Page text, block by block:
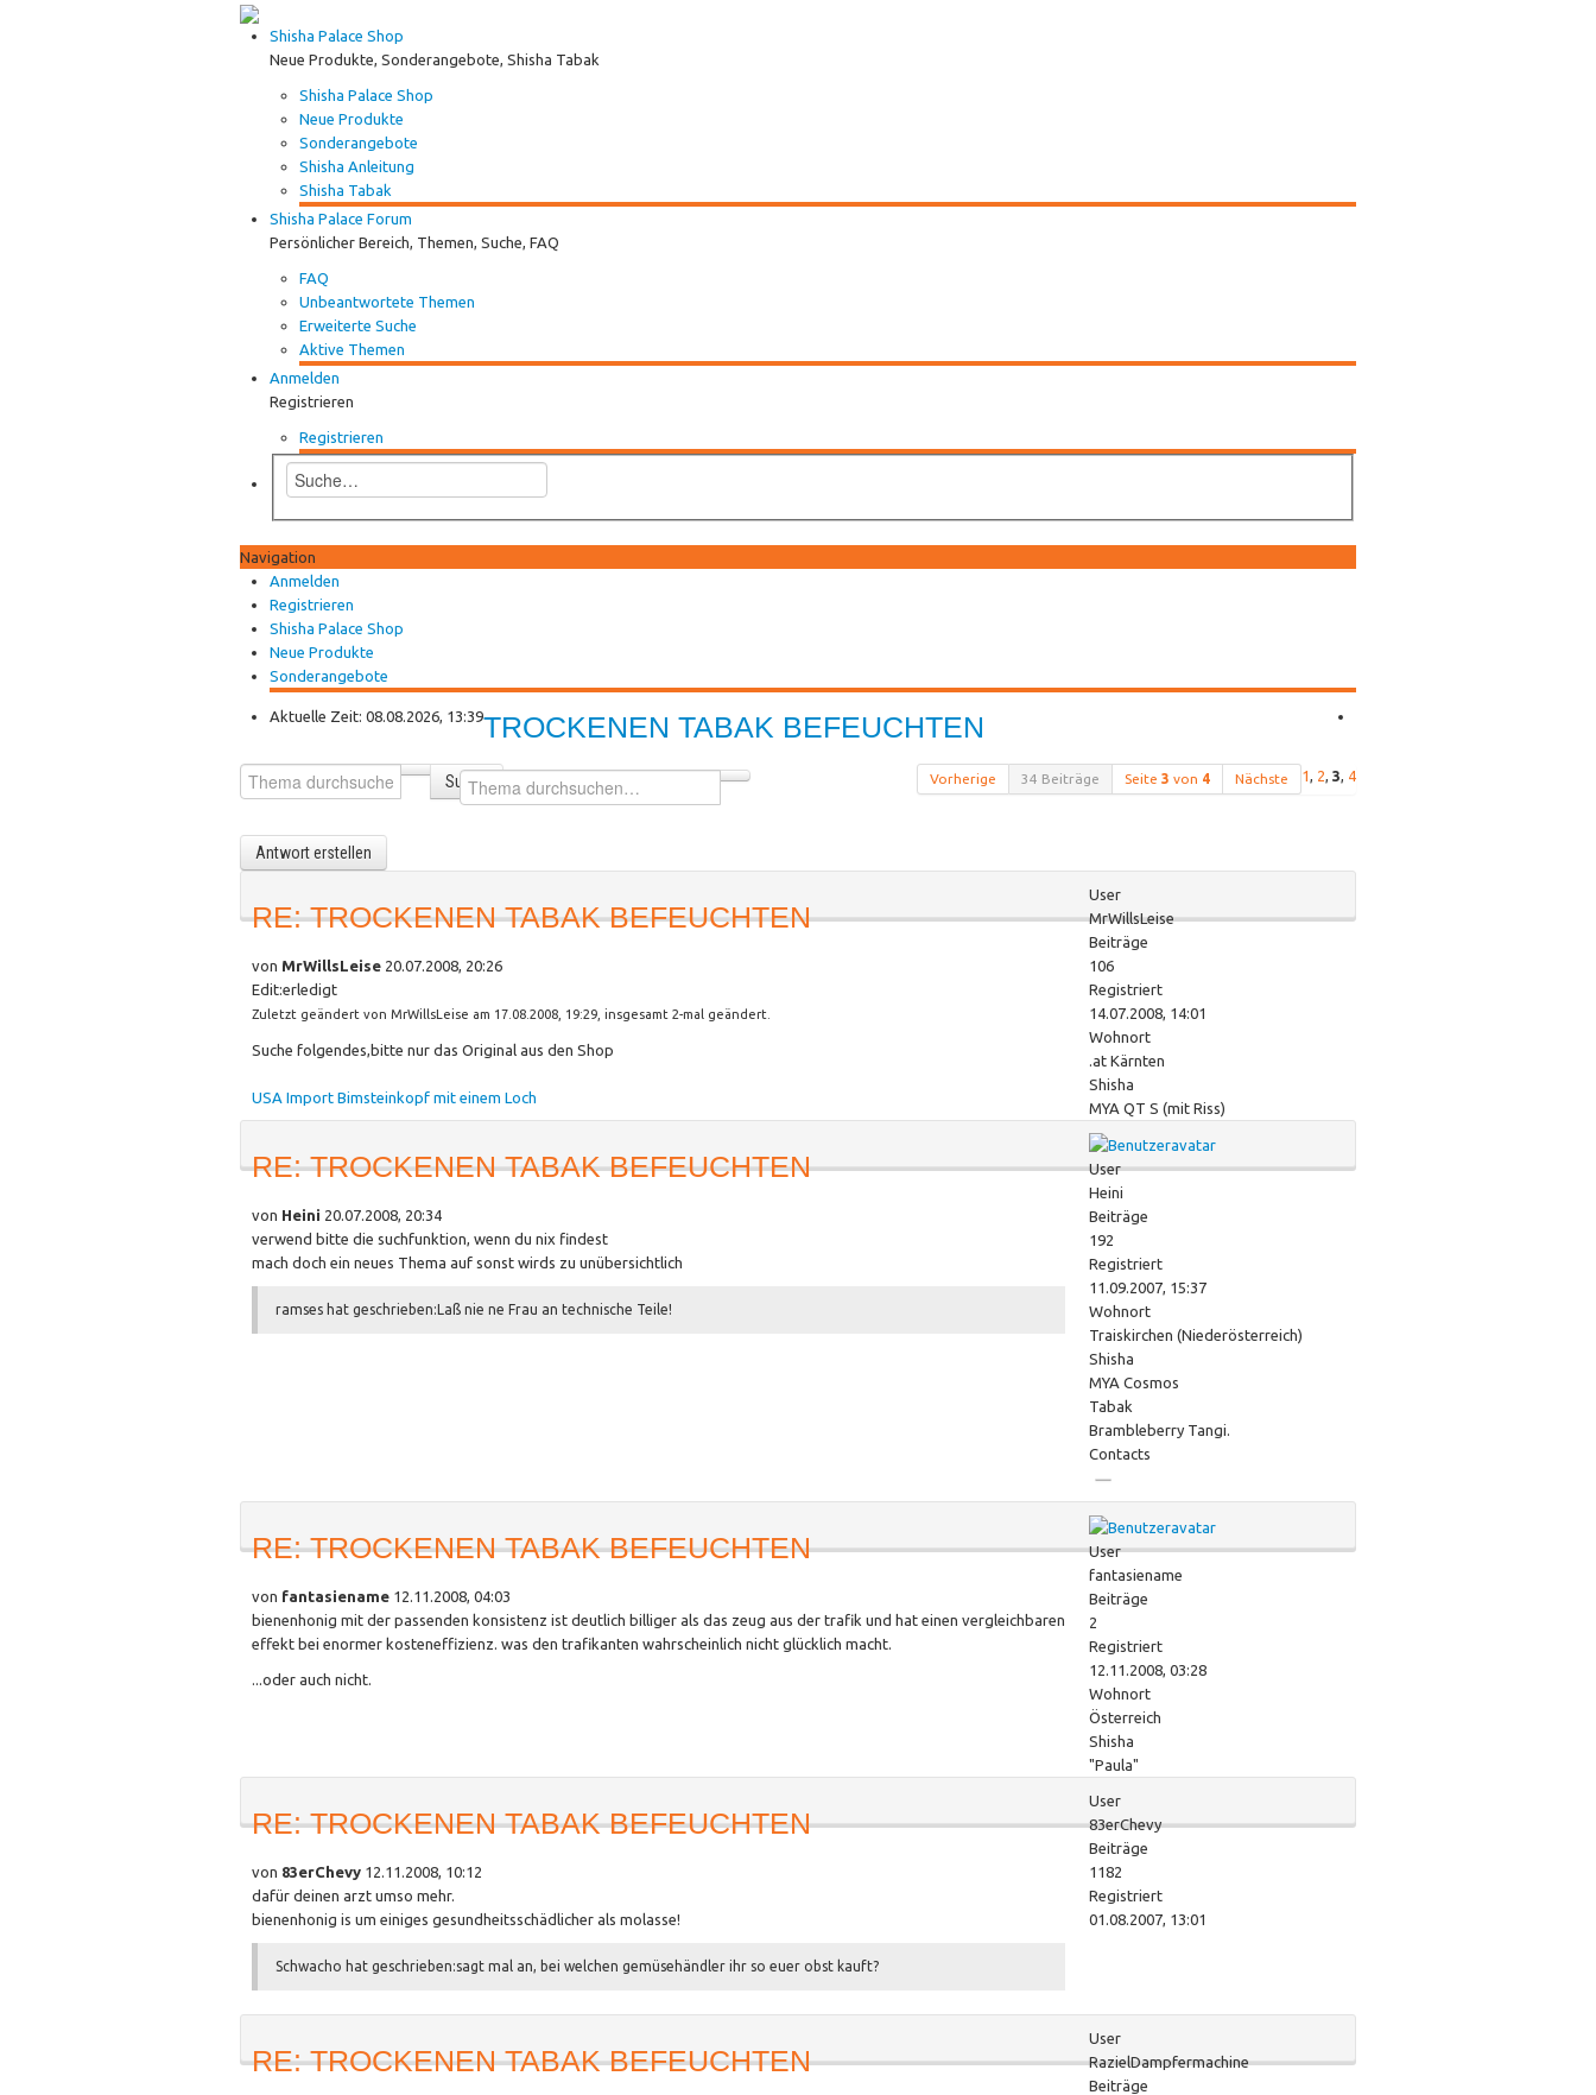
Shisha Palace Shop
Neue Produkte, Sonderangebote, Shisha Tabak
Shisha Palace Shop
Neue Produkte
Sonderangebote
Shisha Anleitung
Shisha Tabak
Shisha Palace Forum
Persönlicher Bereich, Themen, Suche, FAQ
FAQ
Unbeantwortete Themen
Erweiterte Suche
Aktive Themen
Anmelden
Registrieren
Registrieren
Navigation
Anmelden
Registrieren
Shisha Palace Shop
Neue Produkte
Sonderangebote
Aktuelle Zeit: 08.08.2026, 13:39TROCKENEN TABAK BEFEUCHTEN
Vorherige 34 Beiträge Seite 3 von 4 1 2 3 4
Nächste
Suche
Antwort erstellen
RE: TROCKENEN TABAK BEFEUCHTEN
von MrWillsLeise 20.07.2008, 20:26
Edit:erledigt
Zuletzt geändert von MrWillsLeise am 17.08.2008, 19:29, insgesamt 2-mal geändert.
Suche folgendes,bitte nur das Original aus den Shop
USA Import Bimsteinkopf mit einem Loch
User
MrWillsLeise
Beiträge
106
Registriert
14.07.2008, 14:01
Wohnort
.at Kärnten
Shisha
MYA QT S (mit Riss)
RE: TROCKENEN TABAK BEFEUCHTEN
von Heini 20.07.2008, 20:34
verwend bitte die suchfunktion, wenn du nix findest
mach doch ein neues Thema auf sonst wirds zu unübersichtlich
ramses hat geschrieben:Laß nie ne Frau an technische Teile!
User
Heini
Beiträge
192
Registriert
11.09.2007, 15:37
Wohnort
Traiskirchen (Niederösterreich)
Shisha
MYA Cosmos
Tabak
Brambleberry Tangi.
Contacts
RE: TROCKENEN TABAK BEFEUCHTEN
von fantasiename 12.11.2008, 04:03
bienenhonig mit der passenden konsistenz ist deutlich billiger als das zeug aus der trafik und hat einen vergleichbaren
effekt bei enormer kosteneffizienz. was den trafikanten wahrscheinlich nicht glücklich macht.
...oder auch nicht.
User
fantasiename
Beiträge
2
Registriert
12.11.2008, 03:28
Wohnort
Österreich
Shisha
"Paula"
RE: TROCKENEN TABAK BEFEUCHTEN
von 83erChevy 12.11.2008, 10:12
dafür deinen arzt umso mehr.
bienenhonig is um einiges gesundheitsschädlicher als molasse!
Schwacho hat geschrieben:sagt mal an, bei welchen gemüsehändler ihr so euer obst kauft?
User
83erChevy
Beiträge
1182
Registriert
01.08.2007, 13:01
RE: TROCKENEN TABAK BEFEUCHTEN
User
RazielDampfermachine
Beiträge